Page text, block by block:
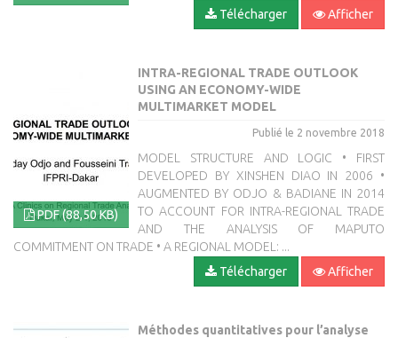
Télécharger
Afficher
PDF (88,50 KB)
INTRA-REGIONAL TRADE OUTLOOK
USING AN ECONOMY-WIDE
MULTIMARKET MODEL
Publié le 2 novembre 2018
MODEL STRUCTURE AND LOGIC • FIRST
DEVELOPED BY XINSHEN DIAO IN 2006 •
AUGMENTED BY ODJO & BADIANE IN 2014
TO ACCOUNT FOR INTRA-REGIONAL TRADE
AND THE ANALYSIS OF MAPUTO
COMMITMENT ON TRADE • A REGIONAL MODEL: ...
Télécharger
Afficher
Méthodes quantitatives pour l’analyse